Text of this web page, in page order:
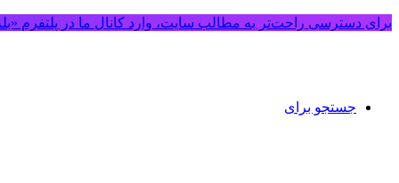
برای دسترسی راحت‌تر به مطالب سایت، وارد کانال ما در پلتفرم
جستجو برای